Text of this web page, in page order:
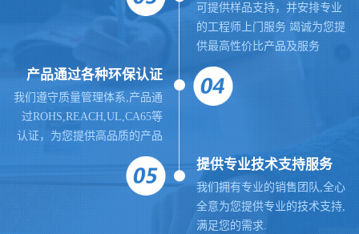
可提供样品支持，并安排专业
的工程师上门服务 竭诚为您提
供最高性价比产品及服务
产品通过各种环保认证
我们遵守质量管理体系, 产品通
过ROHS,REACH,UL,CA65等
认证，为您提供高品质的产品
提供专业技术支持服务
我们拥有专业的销售团队,全心
全意为您提供专业的技术支持,
满足您的需求.